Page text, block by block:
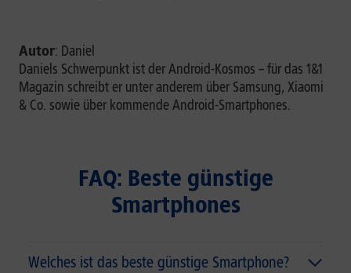
Autor: Daniel
Daniels Schwerpunkt ist der Android-Kosmos – für das 1&1
Magazin schreibt er unter anderem über Samsung, Xiaomi
& Co. sowie über kommende Android-Smartphones.
FAQ: Beste günstige
Smartphones
Welches ist das beste günstige Smartphone?